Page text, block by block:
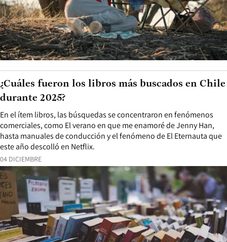
04 DICIEMBRE
En el ítem libros, las búsquedas se concentraron en fenómenos
comerciales, como El verano en que me enamoré de Jenny Han,
hasta manuales de conducción y el fenómeno de El Eternauta que
este año descolló en Netflix.
¿Cuáles fueron los libros más buscados en Chile
durante 2025?